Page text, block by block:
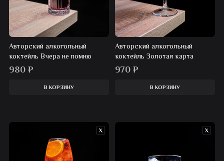
Авторский алкогольный
коктейль Вчера не помню
980 ₽
В КОРЗИНУ
Авторский алкогольный
коктейль Золотая карта
970₽
В КОРЗИНУ